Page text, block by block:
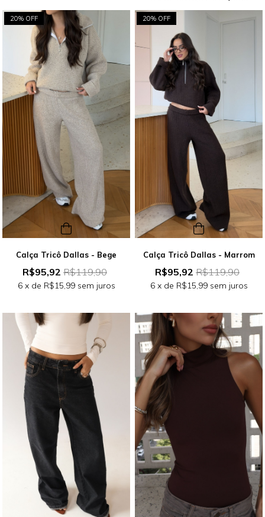
20% OFF
Calça Tricô Dallas - Bege
R$95,92 R$119,90
6 x de R$15,99 sem juros
20% OFF
Calça Tricô Dallas - Marrom
R$95,92 R$119,90
6 x de R$15,99 sem juros